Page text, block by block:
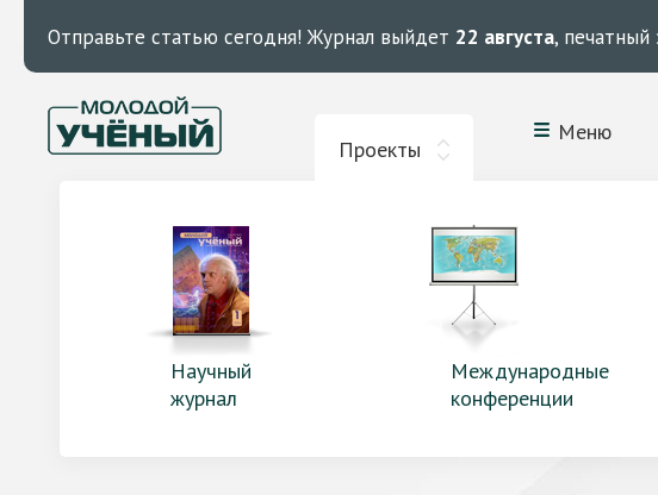
Отправьте статью сегодня! Журнал выйдет 22 августа, печатный
Проекты
Меню
Научный
журнал
Международные
конференции